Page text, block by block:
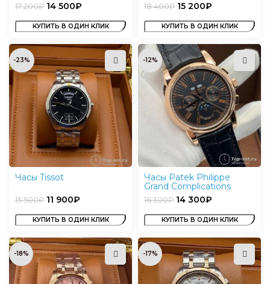
17 200₽ 14 500₽
КУПИТЬ В ОДИН КЛИК
18 400₽ 15 200₽
КУПИТЬ В ОДИН КЛИК
-23%
Часы Tissot
15 500₽ 11 900₽
КУПИТЬ В ОДИН КЛИК
-12%
Часы Patek Philippe
Grand Complications
16 300₽ 14 300₽
КУПИТЬ В ОДИН КЛИК
-18% -17%